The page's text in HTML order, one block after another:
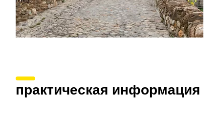
практическая информация